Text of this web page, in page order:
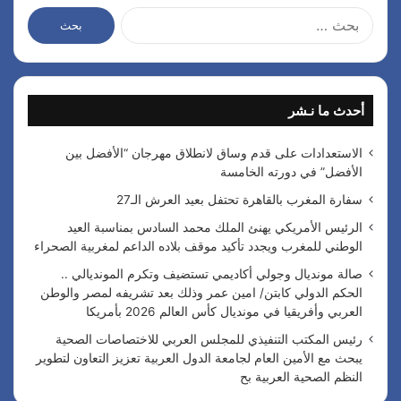
ن
:
أحدث ما نـشر
الاستعدادات على قدم وساق لانطلاق مهرجان “الأفضل بين
الأفضل” في دورته الخامسة
سفارة المغرب بالقاهرة تحتفل بعيد العرش الـ27
الرئيس الأمريكي يهنئ الملك محمد السادس بمناسبة العيد
الوطني للمغرب ويجدد تأكيد موقف بلاده الداعم لمغربية الصحراء
صالة مونديال وجولي أكاديمي تستضيف وتكرم المونديالي ..
الحكم الدولي كابتن/ امين عمر وذلك بعد تشريفه لمصر والوطن
العربي وأفريقيا في مونديال كأس العالم 2026 بأمريكا
رئيس المكتب التنفيذي للمجلس العربي للاختصاصات الصحية
يبحث مع الأمين العام لجامعة الدول العربية تعزيز التعاون لتطوير
النظم الصحية العربية بح